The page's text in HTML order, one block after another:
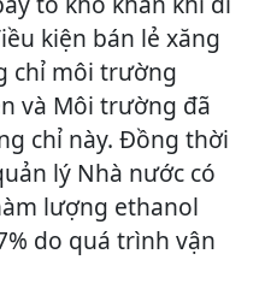
kiện bán lẻ xăng
chỉ môi trường
và Môi trường đã
chỉ này. Đồng thời
lý Nhà nước có
lượng ethanol
do quá trình vận